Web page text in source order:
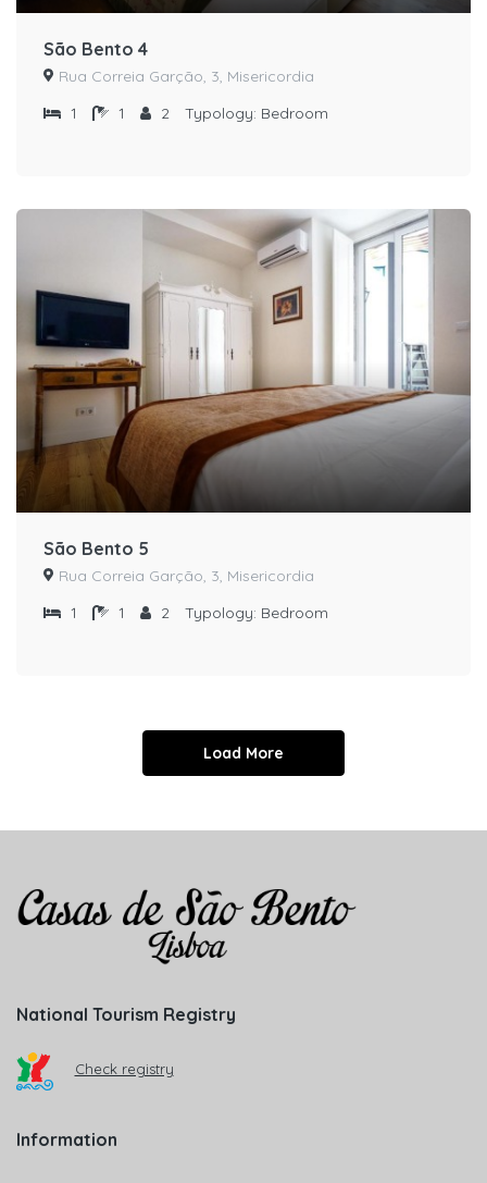
São Bento 4
Rua Correia Garção, 3, Misericordia
1
1 2 Typology: Bedroom
São Bento 5
Rua Correia Garção, 3, Misericordia
1
1 2 Typology: Bedroom
Load More
National Tourism Registry
Check registry
Information